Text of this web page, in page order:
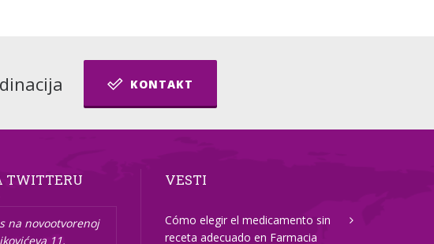
KONTAKT
TWITTERU
na novootvorenoj
11,
VESTI
Cómo elegir el medicamento sin
receta adecuado en Farmacia